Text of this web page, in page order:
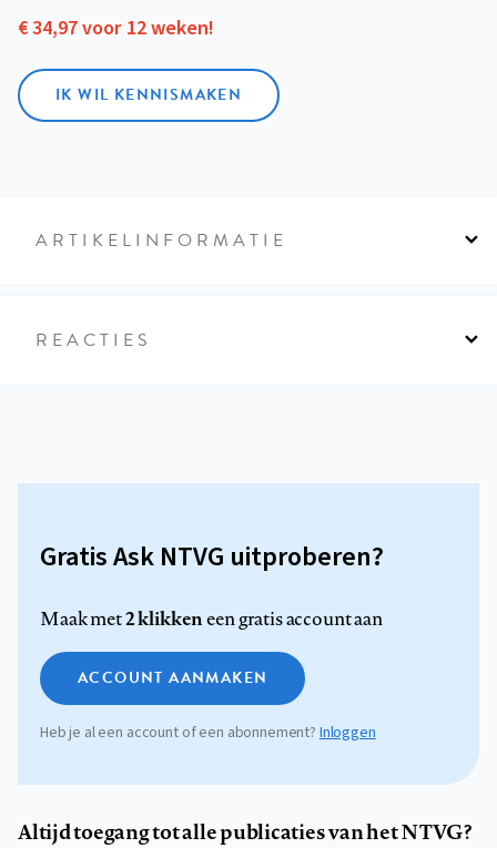
€ 34,97 voor 12 weken!
IK WIL KENNISMAKEN
ARTIKELINFORMATIE
REACTIES
Gratis Ask NTVG uitproberen?
Maak met2 klikkeneen gratis account aan
ACCOUNT AANMAKEN
Heb je al een account of een abonnement?Inloggen
Altijd toegang tot alle publicaties van het NTVG?